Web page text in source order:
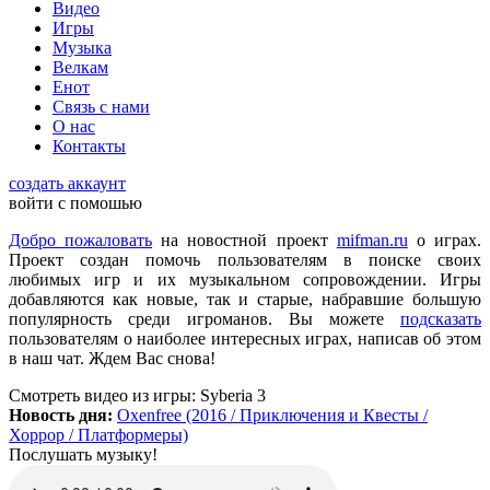
всех категорий людей, которые в той или иной форме
интересуются играми и геймерской индустрией в целом.
ometu:новости для женщин
Mifman:
Обновите, пожалуйста, игру Garry's Mod
Игра обновлена
lexafrog:
Обновите, пожалуйста, игру Garry's Mod. Много
обнов вышло, а на сайте старенькая...
cord: Grisha,
Да, есть такая и даже с дополнительной модификацией
StarCraft Cartooned (мультяшки).
Вот она:StarCraft Remastered
Видео
Игры
Музыка
Велкам
Енот
Связь с нами
О нас
Контакты
создать аккаунт
войти с помошью
Добро пожаловать на новостной проект mifman.ru о играх.
Проект создан помочь пользователям в поиске своих
любимых игр и их музыкальном сопровождении. Игры
добавляются как новые, так и старые, набравшие большую
популярность среди игроманов. Вы можете подсказать
пользователям о наиболее интересных играх, написав об этом
в наш чат. Ждем Вас снова!
Смотреть видео из игры: Syberia 3
Новость дня: Oxenfree (2016 / Приключения и Квесты /
Хоррор / Платформеры)
Послушать музыку!